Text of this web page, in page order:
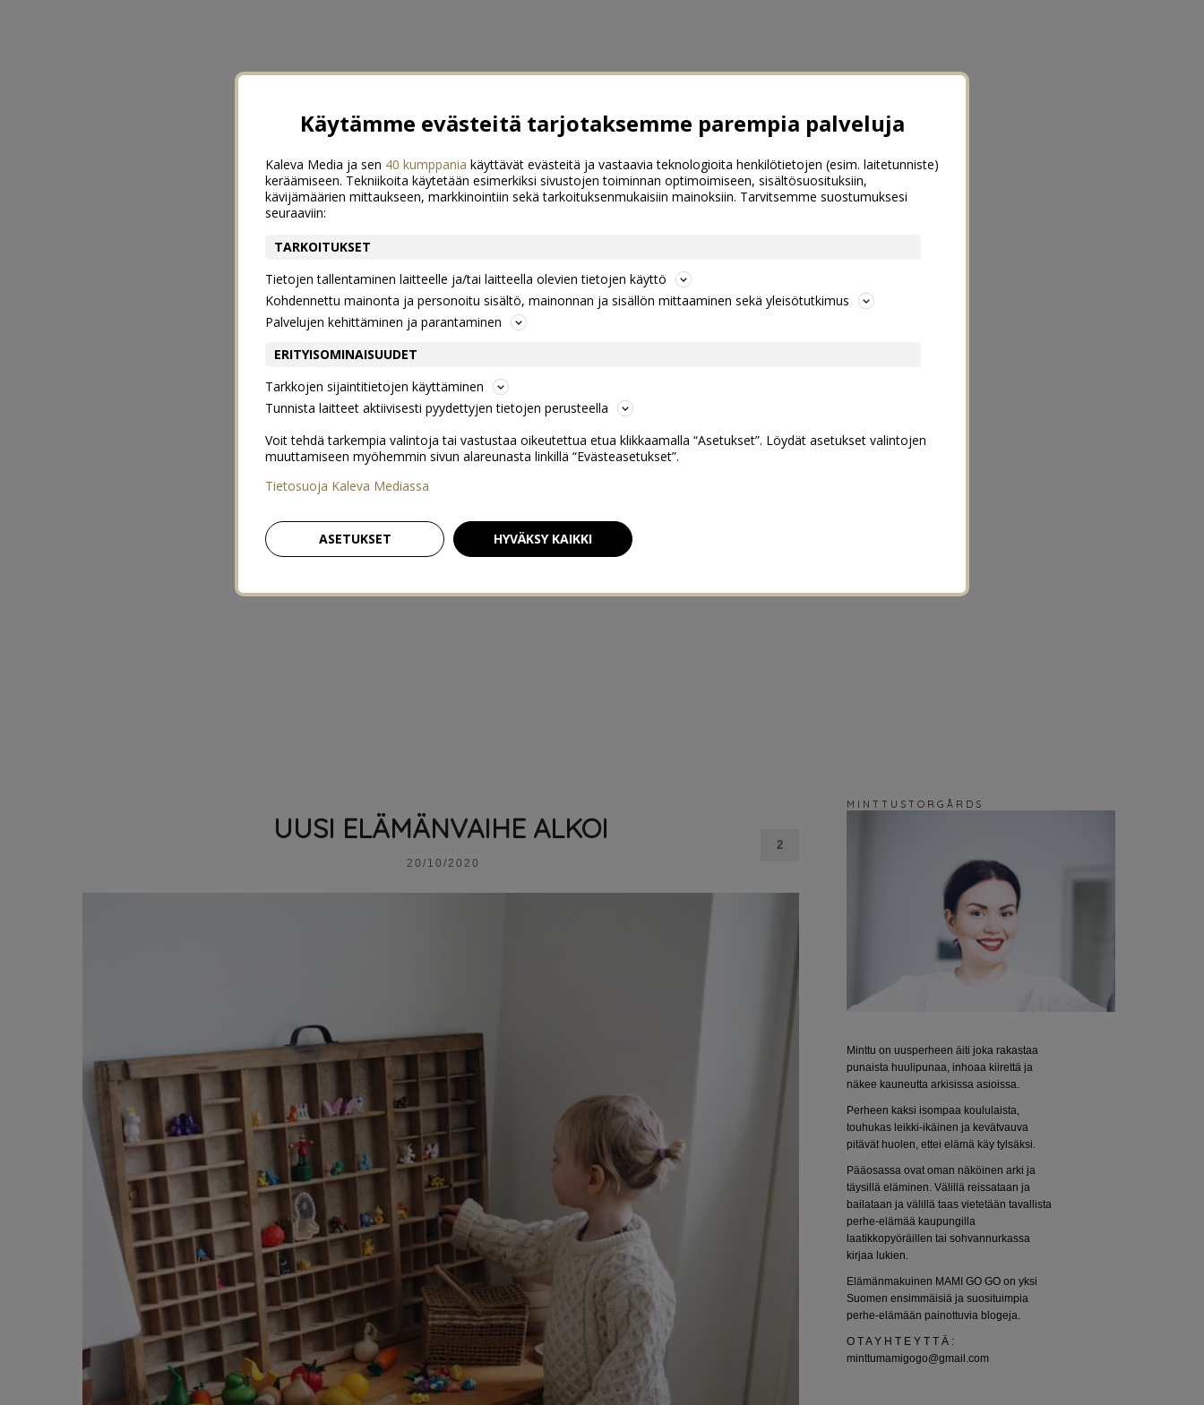
UUSI ELÄMÄNVAIHE ALKOI
20/10/2020
2
M I N T T U S T O R G Å R D S
Minttu on uusperheen äiti joka rakastaa
punaista huulipunaa, inhoaa kiirettä ja
näkee kauneutta arkisissa asioissa.
Perheen kaksi isompaa koululaista,
touhukas leikki-ikäinen ja kevätvauva
pitävät huolen, ettei elämä käy tylsäksi.
Pääosassa ovat oman näköinen arki ja
täysillä eläminen. Välillä reissataan ja
bailataan ja välillä taas vietetään tavallista
perhe-elämää kaupungilla
laatikkopyöräillen tai sohvannurkassa
kirjaa lukien.
Elämänmakuinen MAMI GO GO on yksi
Suomen ensimmäisiä ja suosituimpia
perhe-elämään painottuvia blogeja.
O T A Y H T E Y T T Ä :
minttumamigogo@gmail.com
Käytämme evästeitä tarjotaksemme parempia palveluja
Kaleva Media ja sen 40 kumppania käyttävät evästeitä ja vastaavia teknologioita henkilötietojen (esim. laitetunniste)
keräämiseen. Tekniikoita käytetään esimerkiksi sivustojen toiminnan optimoimiseen, sisältösuosituksiin,
kävijämäärien mittaukseen, markkinointiin sekä tarkoituksenmukaisiin mainoksiin. Tarvitsemme suostumuksesi
seuraaviin:
TARKOITUKSET
Tietojen tallentaminen laitteelle ja/tai laitteella olevien tietojen käyttö
Kohdennettu mainonta ja personoitu sisältö, mainonnan ja sisällön mittaaminen sekä yleisötutkimus
Palvelujen kehittäminen ja parantaminen
ERITYISOMINAISUUDET
Tarkkojen sijaintitietojen käyttäminen
Tunnista laitteet aktiivisesti pyydettyjen tietojen perusteella
Voit tehdä tarkempia valintoja tai vastustaa oikeutettua etua klikkaamalla “Asetukset”. Löydät asetukset valintojen
muuttamiseen myöhemmin sivun alareunasta linkillä “Evästeasetukset”.
Tietosuoja Kaleva Mediassa
ASETUKSET HYVÄKSY KAIKKI